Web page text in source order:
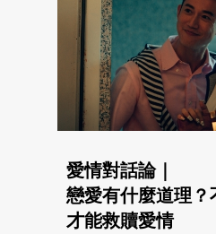
愛情對話論｜
戀愛有什麼道理？
才能救贖愛情